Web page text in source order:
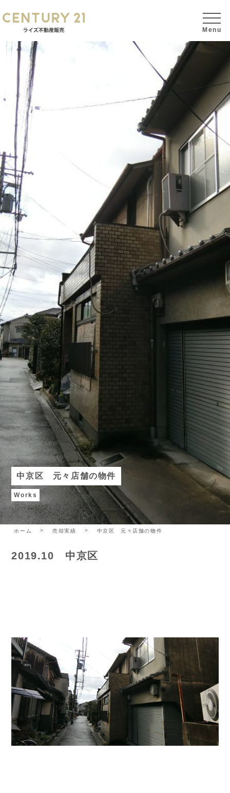
中京区 元々店舗の物件
Works
ホーム 売却実績 中京区 元々店舗の物件
2019.10 中京区